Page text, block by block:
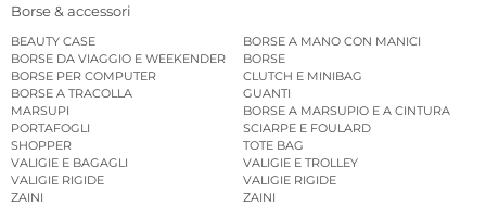
Borse & accessori
BEAUTY CASE
BORSE A MANO CON MANICI
BORSE DA VIAGGIO E WEEKENDER
BORSE
BORSE PER COMPUTER
CLUTCH E MINIBAG
BORSE A TRACOLLA
GUANTI
MARSUPI
BORSE A MARSUPIO E A CINTURA
PORTAFOGLI
SCIARPE E FOULARD
SHOPPER
TOTE BAG
VALIGIE E BAGAGLI
VALIGIE E TROLLEY
VALIGIE RIGIDE
VALIGIE RIGIDE
ZAINI
ZAINI